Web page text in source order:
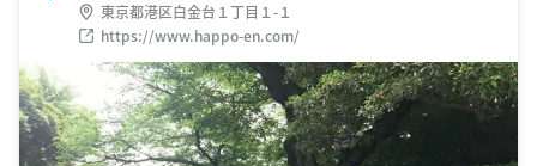
東京都港区白金台１丁目１-１
https://www.happo-en.com/